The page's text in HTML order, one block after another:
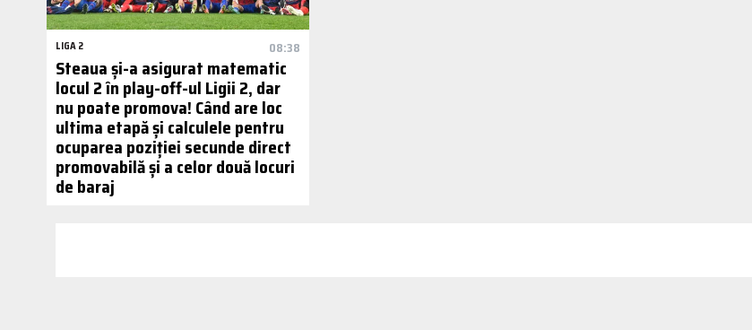
LIGA 2 08:38
Steaua și-a asigurat matematic
locul 2 în play-off-ul Ligii 2, dar
nu poate promova! Când are loc
ultima etapă și calculele pentru
ocuparea poziției secunde direct
promovabilă și a celor două locuri
de baraj